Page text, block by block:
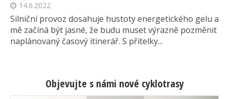
14.6.2022
Silniční provoz dosahuje hustoty energetického gelu a
mě začíná být jasné, že budu muset výrazně pozměnit
naplánovaný časový itinerář. S přítelky...
Objevujte s námi nové cyklotrasy